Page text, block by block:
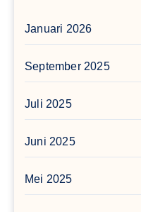
Januari 2026
September 2025
Juli 2025
Juni 2025
Mei 2025